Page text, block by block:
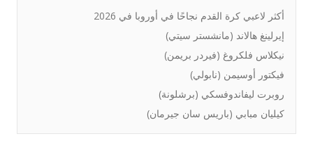
أكثر لاعبي كرة القدم نجاحًا في أوروبا في 2026
إيرلينغ هالاند (مانشستر سيتي)
نيكلاس فلكروغ (فيردر بريمن)
فيكتور أوسيمن (نابولي)
روبرت ليفاندوفسكي (برشلونة)
كيليان مبابي (باريس سان جيرمان)